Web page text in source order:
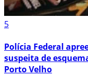
5
Polícia Federal
suspeita de
Porto Velho